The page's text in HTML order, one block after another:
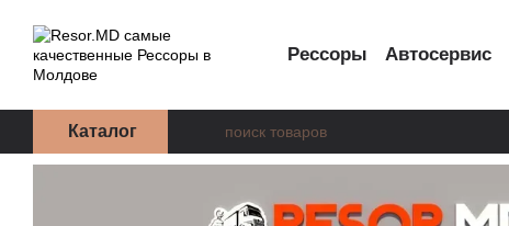
Рессоры Автосервис
Каталог